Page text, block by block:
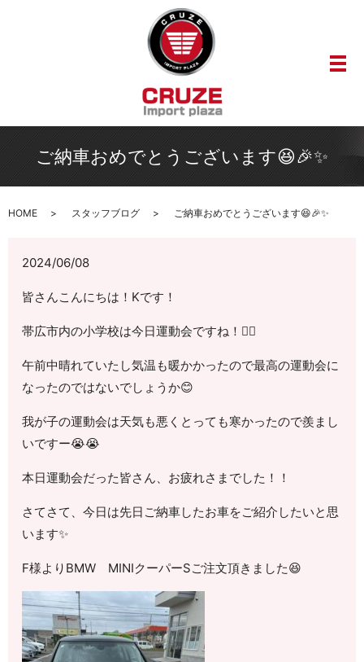
メ
ご納車おめでとうございます😆🎉✨
HOME スタッフブログ ご納車おめでとうございます😆🎉✨
2024/06/08
皆さんこんにちは！Kです！
帯広市内の小学校は今日運動会ですね！🏃‍♀️
午前中晴れていたし気温も暖かかったので最高の運動会に
なったのではないでしょうか😊
我が子の運動会は天気も悪くとっても寒かったので羨まし
いですー😭😭
本日運動会だった皆さん、お疲れさまでした！！
さてさて、今日は先日ご納車したお車をご紹介したいと思
います✨
F様よりBMW MINIクーパーSご注文頂きました😆